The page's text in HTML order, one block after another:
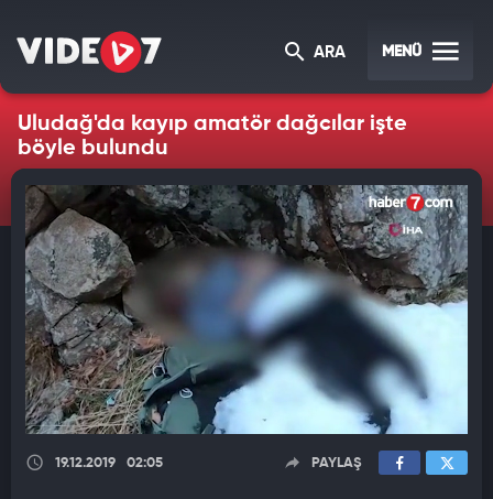
ARA MENÜ
Uludağ'da kayıp amatör dağcılar işte
böyle bulundu
19.12.2019 02:05 PAYLAŞ